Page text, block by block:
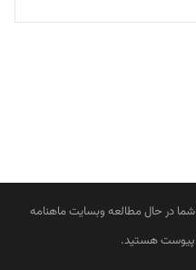
شما در حال مطالعه وبسایت ماهنامه
پیوست هستید.